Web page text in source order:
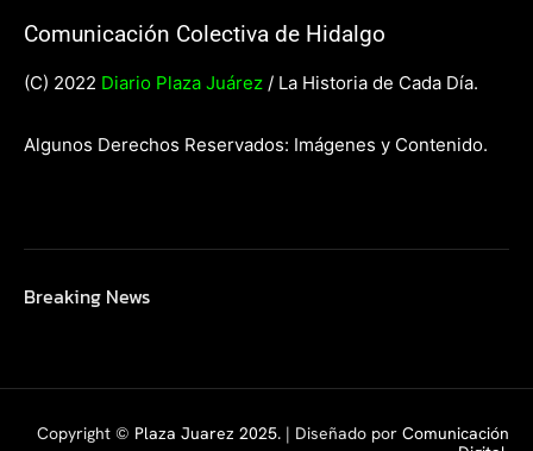
Comunicación Colectiva de Hidalgo
(C) 2022 Diario Plaza Juárez / La Historia de Cada Día.
Algunos Derechos Reservados: Imágenes y Contenido.
Breaking News
Copyright © Plaza Juarez 2025. | Diseñado por Comunicación